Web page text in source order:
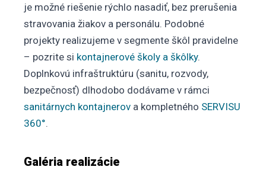
je možné riešenie rýchlo nasadiť, bez prerušenia
stravovania žiakov a personálu. Podobné
projekty realizujeme v segmente škôl pravidelne
– pozrite si kontajnerové školy a škôlky.
Doplnkovú infraštruktúru (sanitu, rozvody,
bezpečnosť) dlhodobo dodávame v rámci
sanitárnych kontajnerov a kompletného SERVISU
360°.
Galéria realizácie